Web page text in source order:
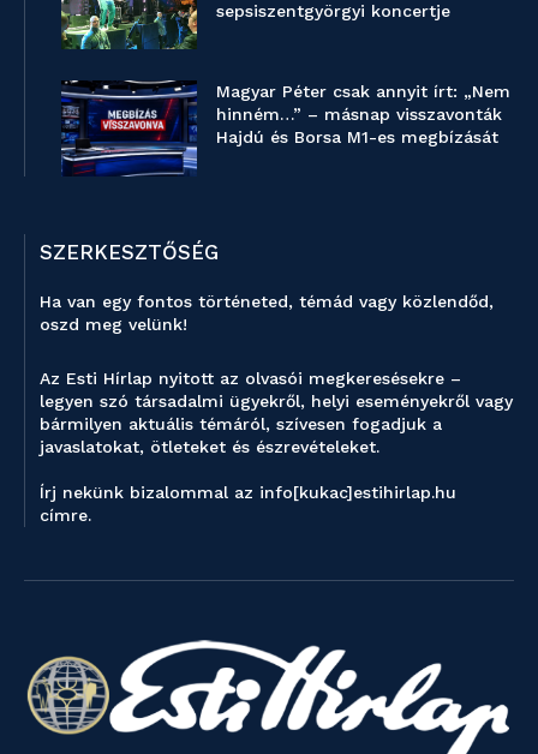
sepsiszentgyörgyi koncertje
Magyar Péter csak annyit írt: „Nem
hinném…” – másnap visszavonták
Hajdú és Borsa M1-es megbízását
SZERKESZTŐSÉG
Ha van egy fontos történeted, témád vagy közlendőd,
oszd meg velünk!
Az Esti Hírlap nyitott az olvasói megkeresésekre –
legyen szó társadalmi ügyekről, helyi eseményekről vagy
bármilyen aktuális témáról, szívesen fogadjuk a
javaslatokat, ötleteket és észrevételeket.
Írj nekünk bizalommal az info[kukac]estihirlap.hu
címre.